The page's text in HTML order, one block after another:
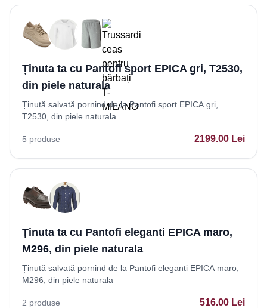
Ținuta ta cu Pantofi sport EPICA gri, T2530,
din piele naturala
Ținută salvată pornind de la Pantofi sport EPICA gri,
T2530, din piele naturala
5 produse 2199.00 Lei
Ținuta ta cu Pantofi eleganti EPICA maro,
M296, din piele naturala
Ținută salvată pornind de la Pantofi eleganti EPICA maro,
M296, din piele naturala
2 produse 516.00 Lei